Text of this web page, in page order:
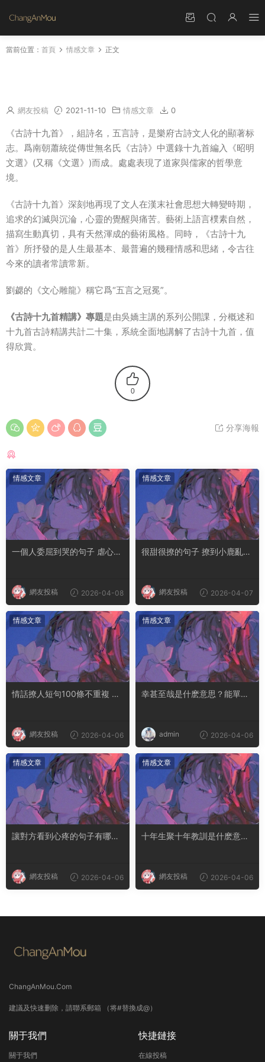
當前位置： 首頁 情感文章 正文
網友投稿 2021-11-10 情感文章 0
《古詩十九首》，組詩名，五言詩，是樂府古詩文人化的顯著标
志。爲南朝蕭統從傳世無名氏《古詩》中選錄十九首編入《昭明
文選》(又稱《文選》)而成。處處表現了道家與儒家的哲學意
境。
《古詩十九首》深刻地再現了文人在漢末社會思想大轉變時期，
追求的幻滅與沉淪，心靈的覺醒與痛苦。藝術上語言樸素自然，
描寫生動真切，具有天然渾成的藝術風格。同時，《古詩十九
首》所抒發的是人生最基本、最普遍的幾種情感和思緒，令古往
今來的讀者常讀常新。
劉勰的《文心雕龍》稱它爲“五言之冠冕”。
《古詩十九首精講》專題是由吳嬌主講的系列公開課，分概述和
十九首古詩精講共計二十集，系統全面地講解了古詩十九首，值
得欣賞。
0
分享海報
情感文章
一個人委屈到哭的句子 虐心到
網友投稿 2026-04-08
情感文章
很甜很撩的句子 撩到小鹿亂撞
網友投稿 2026-04-07
情感文章
情話撩人短句100條不重複 土
網友投稿 2026-04-06
情感文章
幸甚至哉是什麽意思？能單獨
admin 2026-04-06
情感文章
讓對方看到心疼的句子有哪
網友投稿 2026-04-06
情感文章
十年生聚十年教訓是什麽意思
網友投稿 2026-04-06
ChangAnMou.Com
建議及快速删除，請聯系郵箱 （将#替換成@）
關于我們
關于我們
快捷鏈接
在線投稿